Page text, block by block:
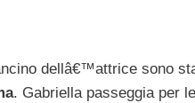
dellâ€™attrice sono
. Gabriella passeggia per